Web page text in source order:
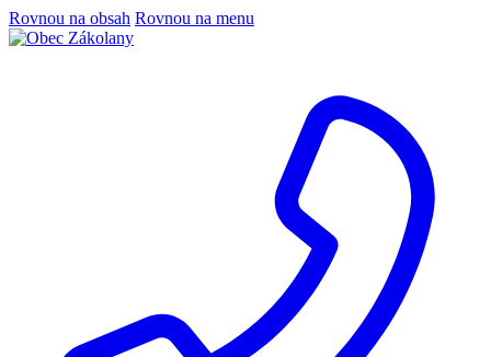
Rovnou na obsah Rovnou na menu